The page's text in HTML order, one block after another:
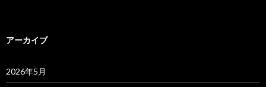
アーカイブ
2026年5月